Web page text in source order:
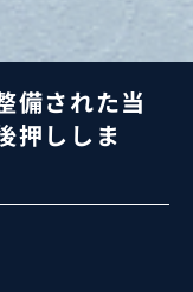
備された当
押ししま